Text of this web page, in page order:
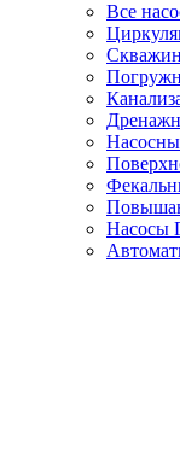
Все
Насосы